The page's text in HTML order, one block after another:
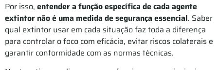
Por isso, entender a função específica de cada agente
extintor não é uma medida de segurança essencial. Saber
qual extintor usar em cada situação faz toda a diferença
para controlar o foco com eficácia, evitar riscos colaterais e
garantir conformidade com as normas técnicas.